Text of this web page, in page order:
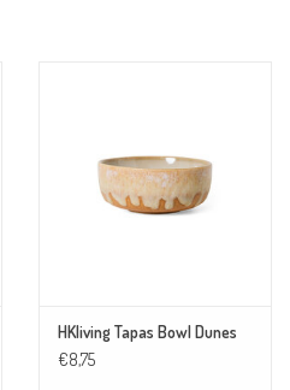
HKliving Tapas Bowl Dunes
€8,75